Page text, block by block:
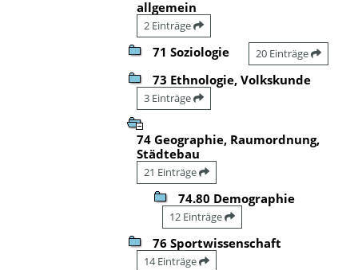
allgemein
2 Einträge
71 Soziologie 20 Einträge
73 Ethnologie, Volkskunde
3 Einträge
74 Geographie, Raumordnung,
Städtebau
21 Einträge
74.80 Demographie
12 Einträge
76 Sportwissenschaft
14 Einträge